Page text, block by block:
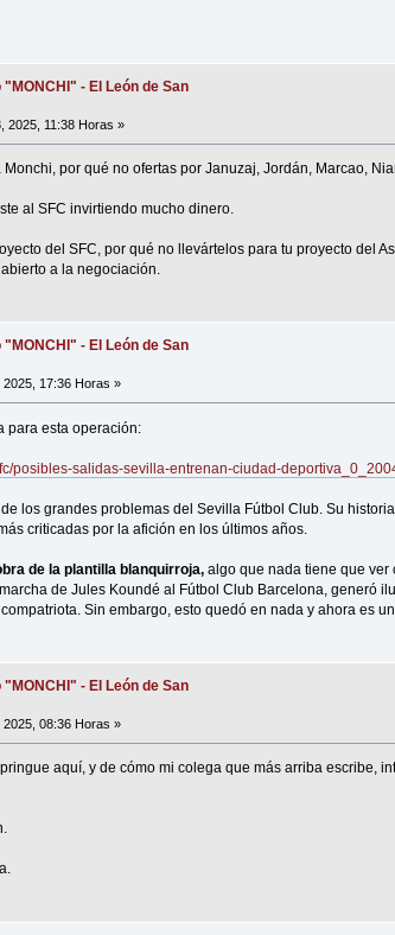
- El León de San
2025, 11:38 Horas »
por qué no ofertas por Januzaj, Jordán, Marcao,
al SFC invirtiendo mucho dinero.
del SFC, por qué no llevártelos para tu proyecto del
a la negociación.
- El León de San
2025, 17:36 Horas »
para esta operación:
posibles-salidas-sevilla-entrenan-ciudad-
los grandes problemas del Sevilla Fútbol Club. Su
criticadas por la afición en los últimos años.
de la plantilla blanquirroja, algo que nada tiene que ver
de Jules Koundé al Fútbol Club Barcelona, generó
Sin embargo, esto quedó en nada y ahora es
- El León de San
2025, 08:36 Horas »
aquí, y de cómo mi colega que más arriba escribe,